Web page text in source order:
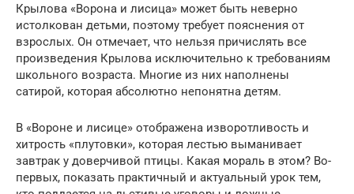
Крылова «Ворона и лисица» может быть неверно
истолкован детьми, поэтому требует пояснения от
взрослых. Он отмечает, что нельзя причислять все
произведения Крылова исключительно к требованиям
школьного возраста. Многие из них наполнены
сатирой, которая абсолютно непонятна детям.
В «Вороне и лисице» отображена изворотливость и
хитрость «плутовки», которая лестью выманивает
завтрак у доверчивой птицы. Какая мораль в этом? Во-
первых, показать практичный и актуальный урок тем,